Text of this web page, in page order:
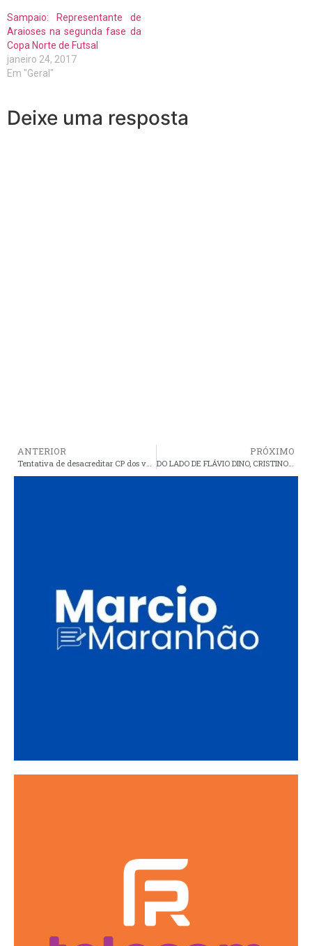
Sampaio: Representante de
Araioses na segunda fase da
Copa Norte de Futsal
janeiro 24, 2017
Em "Geral"
Deixe uma resposta
ANTERIOR PRÓXIMO
DO LADO DE FLÁVIO DINO, CRISTINO É O MAIOR CABO ELEITORAL DE ROSEANA SARNEY EM ARAIOSES